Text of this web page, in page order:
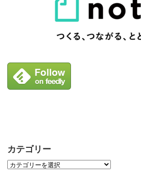
カテゴリー